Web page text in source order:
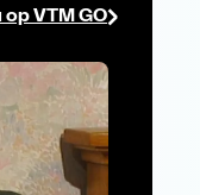
VTM GO